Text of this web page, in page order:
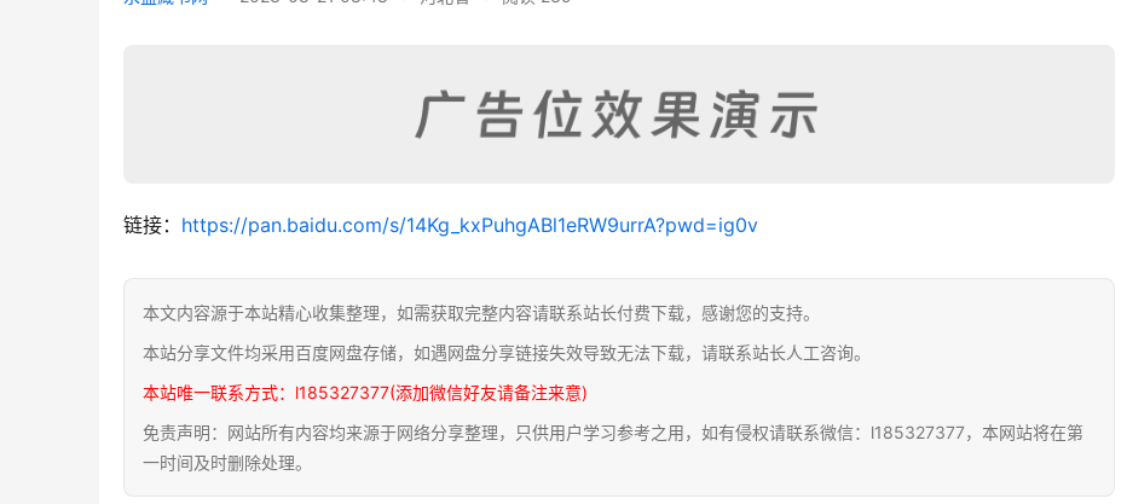
链接： https://pan.baidu.com/s/14Kg_kxPuhgABl1eRW9urrA?pwd=ig0v
本文内容源于本站精心收集整理，如需获取完整内容请联系站长付费下载，感谢您的支持。
本站分享文件均采用百度网盘存储，如遇网盘分享链接失效导致无法下载，请联系站长人工咨询。
本站唯一联系方式：l185327377(添加微信好友请备注来意)
免责声明：网站所有内容均来源于网络分享整理，只供用户学习参考之用，如有侵权请联系微信：l185327377，本网站将在第
一时间及时删除处理。